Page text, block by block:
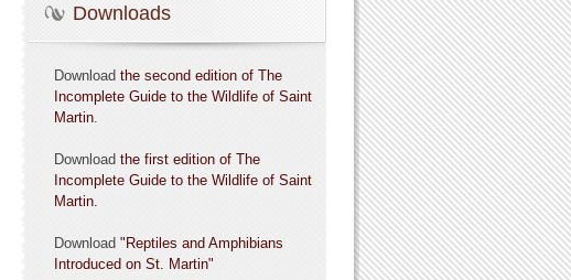
Downloads
Download the second edition of The
Incomplete Guide to the Wildlife of Saint
Martin.
Download the first edition of The
Incomplete Guide to the Wildlife of Saint
Martin.
Download "Reptiles and Amphibians
Introduced on St. Martin"